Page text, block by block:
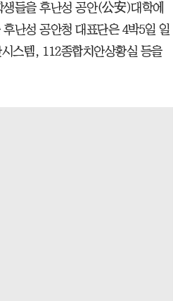
들을 후난성 공안(公安)대학에
난성 공안청 대표단은 4박5일 일
스템, 112종합치안상황실 등을